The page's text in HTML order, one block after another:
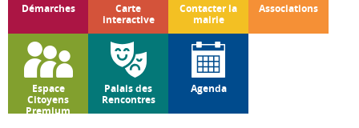
Démarches
Carte
interactive
Contacter la
mairie
Associations
Espace
Citoyens
Premium
Palais des
Rencontres
Agenda